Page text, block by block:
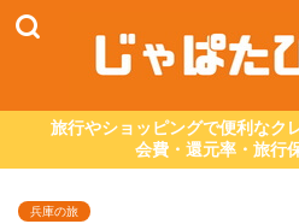
旅行やショッピングで便利なク
会費・還元率・旅行
兵庫の旅